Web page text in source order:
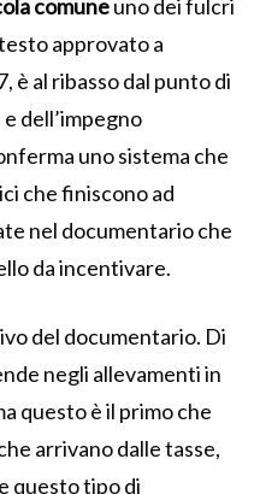
comuneuno dei fulcri
approvato a
è al ribasso dal punto di
dell’impegno
uno sistema che
che finiscono ad
nel documentario che
da incentivare.
del documentario. Di
negli allevamenti in
questo è il primo che
arrivano dalle tasse,
questo tipo di